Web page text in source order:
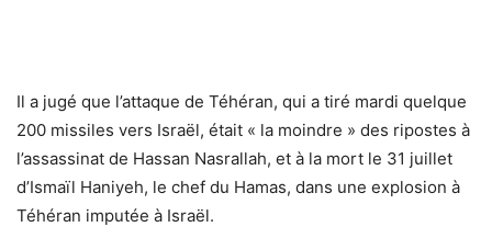
Il a jugé que l’attaque de Téhéran, qui a tiré mardi quelque
200 missiles vers Israël, était « la moindre » des ripostes à
l’assassinat de Hassan Nasrallah, et à la mort le 31 juillet
d’Ismaïl Haniyeh, le chef du Hamas, dans une explosion à
Téhéran imputée à Israël.